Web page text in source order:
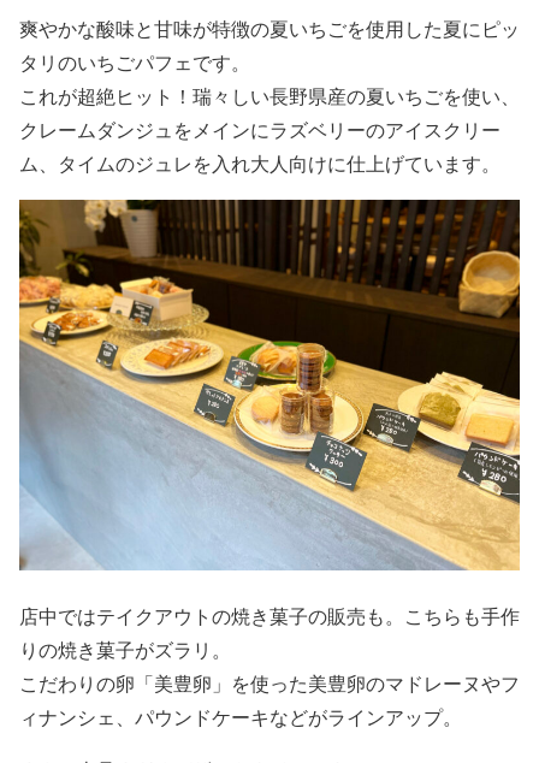
爽やかな酸味と甘味が特徴の夏いちごを使用した夏にピッ
タリのいちごパフェです。
これが超絶ヒット！瑞々しい長野県産の夏いちごを使い、
クレームダンジュをメインにラズベリーのアイスクリー
ム、タイムのジュレを入れ大人向けに仕上げています。
店中ではテイクアウトの焼き菓子の販売も。こちらも手作
りの焼き菓子がズラリ。
こだわりの卵「美豊卵」を使った美豊卵のマドレーヌやフ
ィナンシェ、パウンドケーキなどがラインアップ。